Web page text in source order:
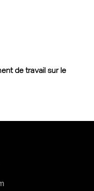
de travail sur le